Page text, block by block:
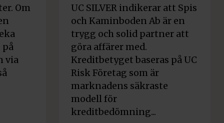
Om
via
UC SILVER indikerar att Spis
och Kaminboden Ab är en
trygg och solid partner att
göra affärer med.
Kreditbetyget baseras på UC
Risk Företag som är
marknadens säkraste
modell för
kreditbedömning...